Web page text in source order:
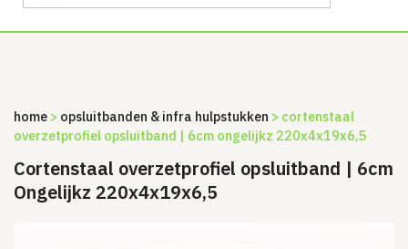
home > opsluitbanden & infra hulpstukken > cortenstaal
overzetprofiel opsluitband | 6cm ongelijkz 220x4x19x6,5
Cortenstaal overzetprofiel opsluitband | 6cm
Ongelijkz 220x4x19x6,5